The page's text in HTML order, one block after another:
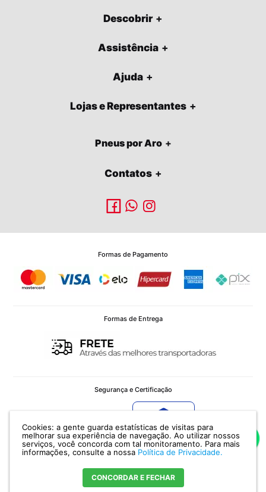
Cookies: a gente guarda estatísticas de visitas para
melhorar sua experiência de navegação. Ao utilizar nossos
serviços, você concorda com tal monitoramento. Para mais
informações, consulte a nossa Política de Privacidade.
CONCORDAR E FECHAR
Descobrir
Assistência
Ajuda
Lojas e Representantes
Pneus por Aro
Contatos
Formas de Pagamento
Formas de Entrega
Segurança e Certificação
Verificada por